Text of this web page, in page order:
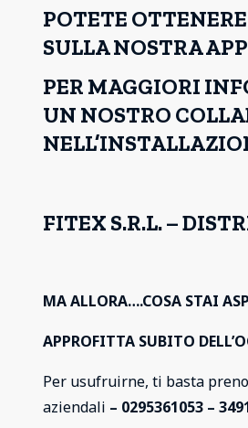
POTETE
SULLA NOSTRA
PER MAGGIORI
UN NOSTRO
FITEX S.R.L. –
MA ALLORA….COSA STAI
APPROFITTA SUBITO
Per usufruirne, ti basta
aziendali – 0295361053 –